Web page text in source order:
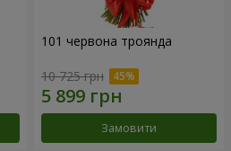
101 червона троянда
10 725 грн
Замовити